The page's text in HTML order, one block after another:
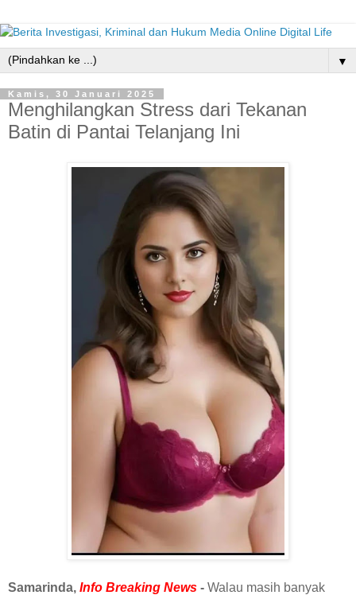
▼
Kamis, 30 Januari 2025
Menghilangkan Stress dari Tekanan
Batin di Pantai Telanjang Ini
Samarinda, Info Breaking News - Walau masih banyak